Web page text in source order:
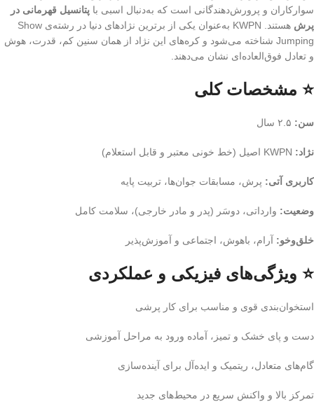
سوارکاران و پرورش‌دهندگانی است که به‌دنبال اسبی با پتانسیل قهرمانی در
پرش
هستند. KWPN به‌عنوان یکی از برترین نژادهای دنیا در رشته‌ی Show
Jumping شناخته می‌شود و کره‌های این نژاد از همان سنین کم، قدرت، هوش
و تعادل فوق‌العاده‌ای نشان می‌دهند.
⭐ مشخصات کلی
سن:
نژاد:
کاربری آتی: پرش، مسابقات جوان‌ها، تربیت پایه
وضعیت: وارداتی، دوسَر (پدر و مادر خارجی)، سلامت کامل
خلق‌وخو: آرام، باهوش، اجتماعی و آموزش‌پذیر
⭐ ویژگی‌های فیزیکی و عملکردی
استخوان‌بندی قوی و مناسب برای کار پرشی
دست و پای خشک و تمیز، آماده ورود به مراحل آموزشی
گام‌های متعادل، ریتمیک و ایده‌آل برای آینده‌سازی
تمرکز بالا و واکنش سریع در محیط‌های جدید